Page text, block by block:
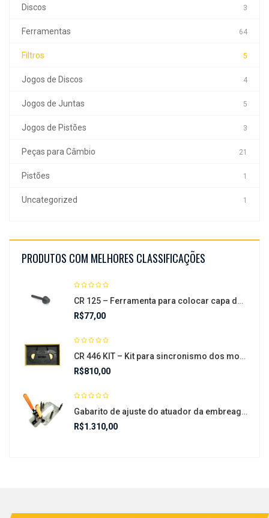
Discos 3
Ferramentas 64
Filtros 5
Jogos de Discos 4
Jogos de Juntas 5
Jogos de Pistões 3
Peças para Câmbio 21
Pistões 1
Uncategorized 1
PRODUTOS COM MELHORES CLASSIFICAÇÕES
CR 125 – Ferramenta para colocar capa do rolamento
R$77,00
CR 446 KIT – Kit para sincronismo dos motores
R$810,00
Gabarito de ajuste do atuador da embreagem da Transmissão d7uF- CR 650
R$1.310,00